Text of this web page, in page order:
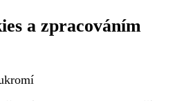
a zpracováním